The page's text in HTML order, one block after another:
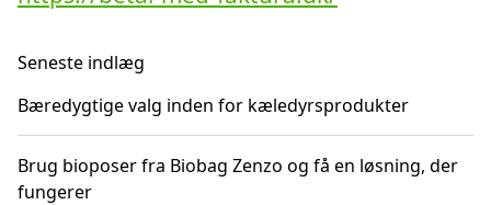
Seneste indlæg
Bæredygtige valg inden for kæledyrsprodukter
Brug bioposer fra Biobag Zenzo og få en løsning, der
fungerer